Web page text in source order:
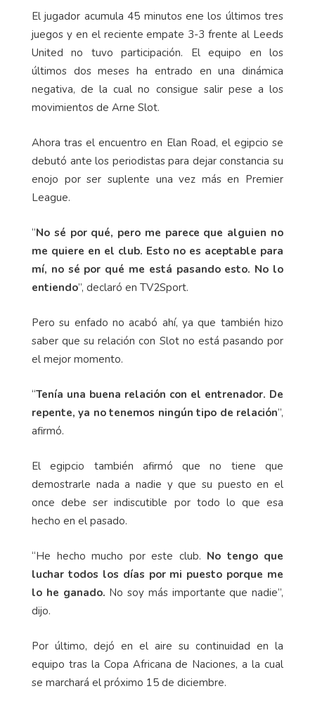
El jugador acumula 45 minutos ene los últimos tres
juegos y en el reciente empate 3-3 frente al Leeds
United no tuvo participación. El equipo en los
últimos dos meses ha entrado en una dinámica
negativa, de la cual no consigue salir pese a los
movimientos de Arne Slot.
Ahora tras el encuentro en Elan Road, el egipcio se
debutó ante los periodistas para dejar constancia su
enojo por ser suplente una vez más en Premier
League.
“No sé por qué, pero me parece que alguien no
me quiere en el club. Esto no es aceptable para
mí, no sé por qué me está pasando esto. No lo
entiendo”, declaró en TV2Sport.
Pero su enfado no acabó ahí, ya que también hizo
saber que su relación con Slot no está pasando por
el mejor momento.
“Tenía una buena relación con el entrenador. De
repente, ya no tenemos ningún tipo de relación”,
afirmó.
El egipcio también afirmó que no tiene que
demostrarle nada a nadie y que su puesto en el
once debe ser indiscutible por todo lo que esa
hecho en el pasado.
“He hecho mucho por este club. No tengo que
luchar todos los días por mi puesto porque me
lo he ganado. No soy más importante que nadie”,
dijo.
Por último, dejó en el aire su continuidad en la
equipo tras la Copa Africana de Naciones, a la cual
se marchará el próximo 15 de diciembre.